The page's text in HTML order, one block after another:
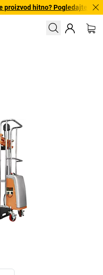
hitno? Pogledajte našu